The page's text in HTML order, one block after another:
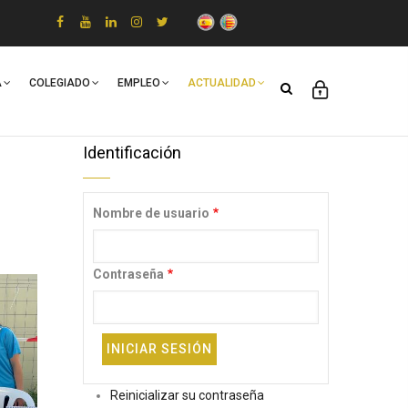
COLEGIADO EMPLEO ACTUALIDAD
Identificación
Nombre de usuario
Contraseña
Reinicializar su contraseña